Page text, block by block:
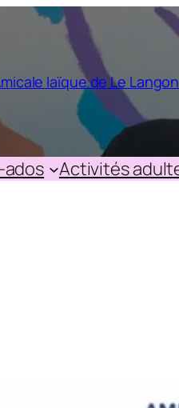
laïque de Le Langon
Activités